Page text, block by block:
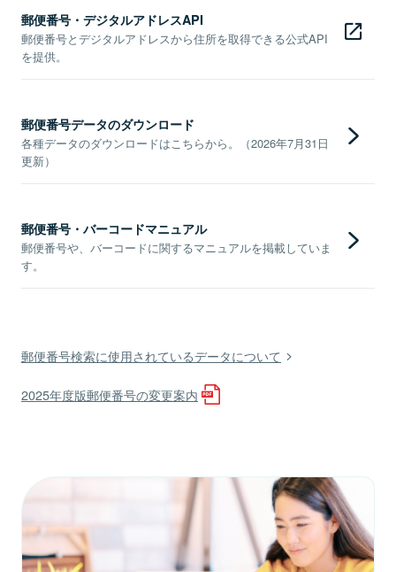
郵便番号・デジタルアドレスAPI
郵便番号とデジタルアドレスから住所を取得できる公式API
を提供。
郵便番号データのダウンロード
各種データのダウンロードはこちらから。（2026年7月31日
更新）
郵便番号・バーコードマニュアル
郵便番号や、バーコードに関するマニュアルを掲載していま
す。
郵便番号検索に使用されているデータについて
2025年度版郵便番号の変更案内